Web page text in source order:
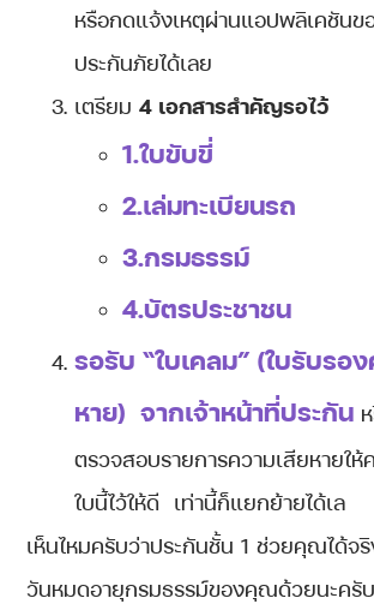
หรือกดแจ้งเหตุผ่านแอปพลิเคชันข
ประกันภัยได้เลย
เตรียม4 เอกสารสำคัญรอไว้
1.ใบขับขี่
2.เล่มทะเบียนรถ
3.กรมธรรม์
4.บัตรประชาชน
รอรับ “ใบเคลม” (ใบรับรอ
หาย) จากเจ้าหน้าที่ประกัน
ตรวจสอบรายการความเสียหายใ
ใบนี้ไว้ให้ดี เท่านี้ก็แยกย้ายได้เล
เห็นไหมครับว่าประกันชั้น 1 ช่วยคุณได้จ
วันหมดอายุกรมธรรม์ของคุณด้วยนะครั